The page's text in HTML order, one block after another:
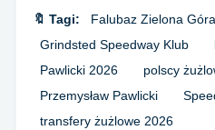
🔖 Tagi:
Falubaz Zielona Góra
Grindsted Speedway Klub
Pawlicki 2026
polscy
Przemysław Pawlicki
transfery żużlowe 2026